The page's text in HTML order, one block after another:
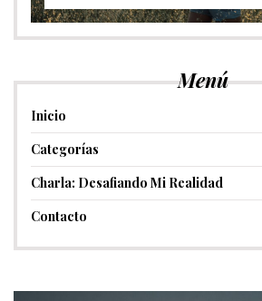
Menú
Inicio
Categorías
Charla: Desafiando Mi Realidad
Contacto